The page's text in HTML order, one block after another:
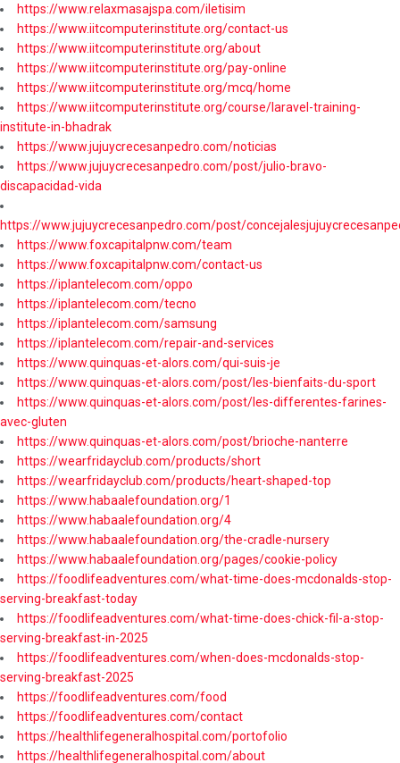
https://www.relaxmasajspa.com/iletisim
https://www.iitcomputerinstitute.org/contact-us
https://www.iitcomputerinstitute.org/about
https://www.iitcomputerinstitute.org/pay-online
https://www.iitcomputerinstitute.org/mcq/home
https://www.iitcomputerinstitute.org/course/laravel-training-
institute-in-bhadrak
https://www.jujuycrecesanpedro.com/noticias
https://www.jujuycrecesanpedro.com/post/julio-bravo-
discapacidad-vida
https://www.jujuycrecesanpedro.com/post/
https://www.foxcapitalpnw.com/team
https://www.foxcapitalpnw.com/contact-us
https://iplantelecom.com/oppo
https://iplantelecom.com/tecno
https://iplantelecom.com/samsung
https://iplantelecom.com/repair-and-services
https://www.quinquas-et-alors.com/qui-suis-je
https://www.quinquas-et-alors.com/post/les-bienfaits-du-sport
https://www.quinquas-et-alors.com/post/les-differentes-farines-
avec-gluten
https://www.quinquas-et-alors.com/post/brioche-nanterre
https://wearfridayclub.com/products/short
https://wearfridayclub.com/products/heart-shaped-top
https://www.habaalefoundation.org/1
https://www.habaalefoundation.org/4
https://www.habaalefoundation.org/the-cradle-nursery
https://www.habaalefoundation.org/pages/cookie-policy
https://foodlifeadventures.com/what-time-does-mcdonalds-stop-
serving-breakfast-today
https://foodlifeadventures.com/what-time-does-chick-fil-a-stop-
serving-breakfast-in-2025
https://foodlifeadventures.com/when-does-mcdonalds-stop-
serving-breakfast-2025
https://foodlifeadventures.com/food
https://foodlifeadventures.com/contact
https://healthlifegeneralhospital.com/portofolio
https://healthlifegeneralhospital.com/about